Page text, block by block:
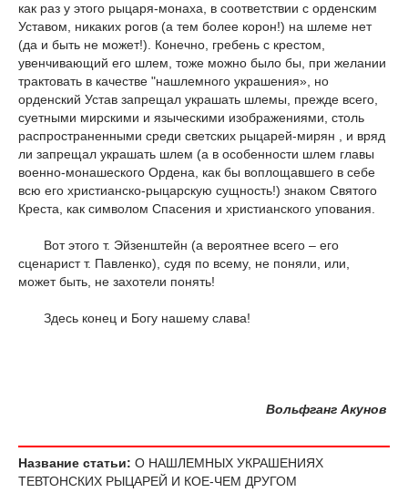
как раз у этого рыцаря-монаха, в соответствии с орденским
Уставом, никаких рогов (а тем более корон!) на шлеме нет
(да и быть не может!). Конечно, гребень с крестом,
увенчивающий его шлем, тоже можно было бы, при желании
трактовать в качестве "нашлемного украшения», но
орденский Устав запрещал украшать шлемы, прежде всего,
суетными мирскими и языческими изображениями, столь
распространенными среди светских рыцарей-мирян , и вряд
ли запрещал украшать шлем (а в особенности шлем главы
военно-монашеского Ордена, как бы воплощавшего в себе
всю его христианско-рыцарскую сущность!) знаком Святого
Креста, как символом Спасения и христианского упования.
Вот этого т. Эйзенштейн (а вероятнее всего – его
сценарист т. Павленко), судя по всему, не поняли, или,
может быть, не захотели понять!
Здесь конец и Богу нашему слава!
Вольфганг Акунов
Название статьи: О НАШЛЕМНЫХ УКРАШЕНИЯХ
ТЕВТОНСКИХ РЫЦАРЕЙ И КОЕ-ЧЕМ ДРУГОМ